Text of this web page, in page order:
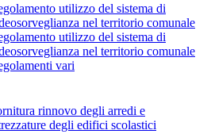
utilizzo del sistema di
nel territorio comunale
utilizzo del sistema di
nel territorio comunale
vari
rinnovo degli arredi e
degli edifici scolastici